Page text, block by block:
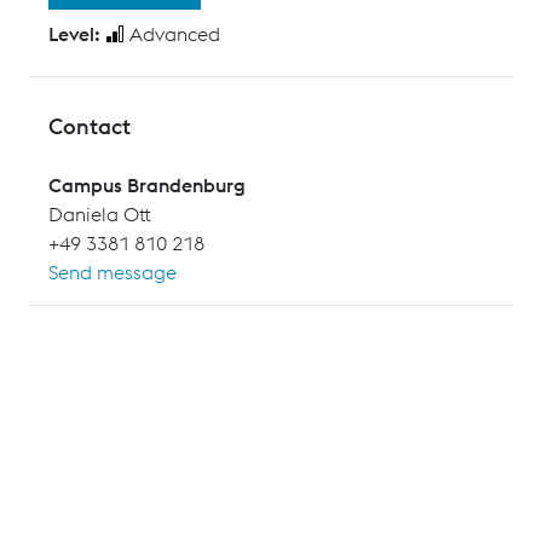
Level:
Advanced
Contact
Campus Brandenburg
Daniela Ott
+49 3381 810 218
Send message